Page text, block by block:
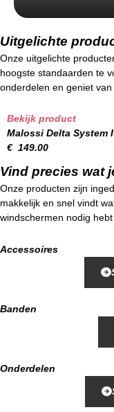
Uitgelichte
Onze uitgelichte
hoogste standaarden te
onderdelen en geniet
Bekijk product
Malossi Delta System
€ 149.00
Vind precies wat
Onze producten zijn
makkelijk en snel vindt
windschermen nodig
Accessoires
Banden
Onderdelen